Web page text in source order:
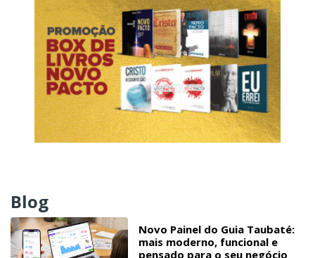
Blog
Novo Painel do Guia Taubaté:
mais moderno, funcional e
pensado para o seu negócio